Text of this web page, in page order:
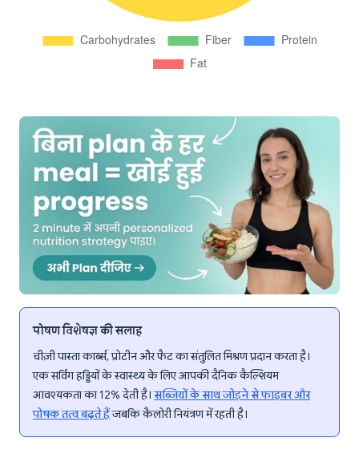
पोषण विशेषज्ञ की सलाह
चीज़ी पास्ता कार्ब्स, प्रोटीन और फैट का संतुलित मिश्रण प्रदान करता है।
एक सर्विंग हड्डियों के स्वास्थ्य के लिए आपकी दैनिक कैल्शियम
आवश्यकता का 12% देती है। सब्जियों के साथ जोड़ने से फाइबर और
पोषक तत्व बढ़ते हैंजबकि कैलोरी नियंत्रण में रहती है।